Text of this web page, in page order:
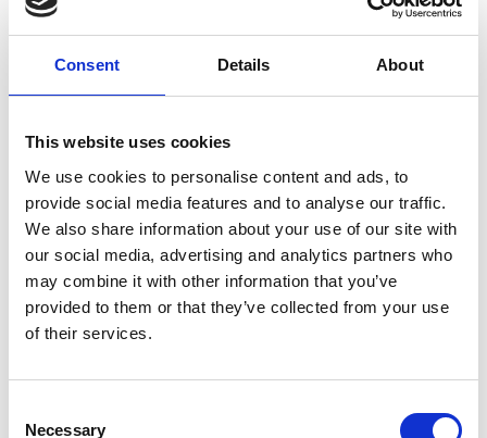
Consent Details About
This website uses cookies
We use cookies to personalise content and ads, to
provide social media features and to analyse our traffic.
We also share information about your use of our site with
our social media, advertising and analytics partners who
may combine it with other information that you’ve
provided to them or that they’ve collected from your use
of their services.
Selection
Necessary
Suggeriti per te